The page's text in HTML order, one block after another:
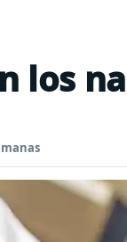
los